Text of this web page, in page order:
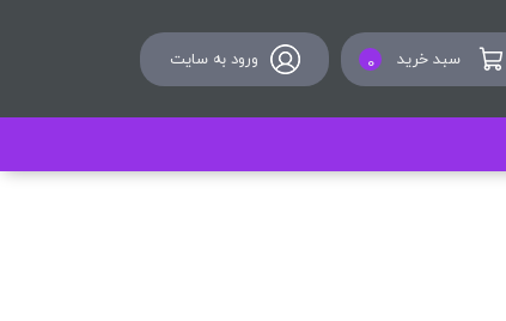
سبد خرید 0 ورود به سایت